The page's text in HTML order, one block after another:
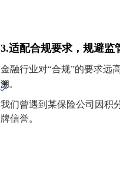
3.适配合规要求，规避监
金融行业对“合规”的要求远
溯 。
我们曾遇到某保险公司因积
牌信誉。